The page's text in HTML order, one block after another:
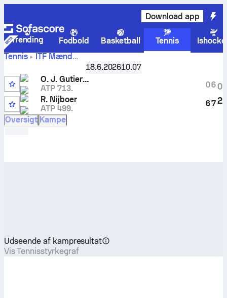
Download app
Trending Fodbold Basketball Tennis
Tennis
ITF Mænd
ITF M15 Mungia-Laukariz Men,Kvartfinaler
Gutierrez
vs.Ryan Nijboer
18.6.202610.07
O. J. Gutierrez
ATP 713.
R. Nijboer
ATP 499.
0
6
6
7
0
2
Oversigt Kampe
Udseende af kampresultat
Vis Tennisstyrkegraf